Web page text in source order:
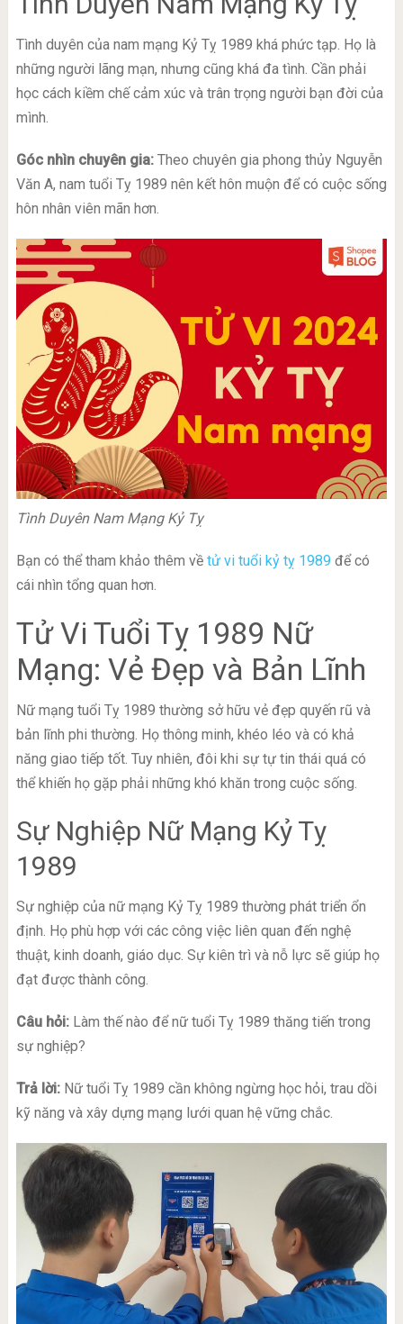
Tình duyên của nam mạng Kỷ Tỵ 1989 khá phức tạp. Họ là
những người lãng mạn, nhưng cũng khá đa tình. Cần phải
học cách kiềm chế cảm xúc và trân trọng người bạn đời của
mình.
Góc nhìn chuyên gia:Theo chuyên gia phong thủy Nguyễn
Văn A, nam tuổi Tỵ 1989 nên kết hôn muộn để có cuộc sống
hôn nhân viên mãn hơn.
Tình Duyên Nam Mạng Kỷ Tỵ
Bạn có thể tham khảo thêm về tử vi tuổi kỷ tỵ 1989 để có
cái nhìn tổng quan hơn.
Tử Vi Tuổi Tỵ 1989 Nữ
Mạng: Vẻ Đẹp và Bản Lĩnh
Nữ mạng tuổi Tỵ 1989 thường sở hữu vẻ đẹp quyến rũ và
bản lĩnh phi thường. Họ thông minh, khéo léo và có khả
năng giao tiếp tốt. Tuy nhiên, đôi khi sự tự tin thái quá có
thể khiến họ gặp phải những khó khăn trong cuộc sống.
Sự Nghiệp Nữ Mạng Kỷ Tỵ
1989
Sự nghiệp của nữ mạng Kỷ Tỵ 1989 thường phát triển ổn
định. Họ phù hợp với các công việc liên quan đến nghệ
thuật, kinh doanh, giáo dục. Sự kiên trì và nỗ lực sẽ giúp họ
đạt được thành công.
Câu hỏi:Làm thế nào để nữ tuổi Tỵ 1989 thăng tiến trong
sự nghiệp?
Trả lời:Nữ tuổi Tỵ 1989 cần không ngừng học hỏi, trau dồi
kỹ năng và xây dựng mạng lưới quan hệ vững chắc.